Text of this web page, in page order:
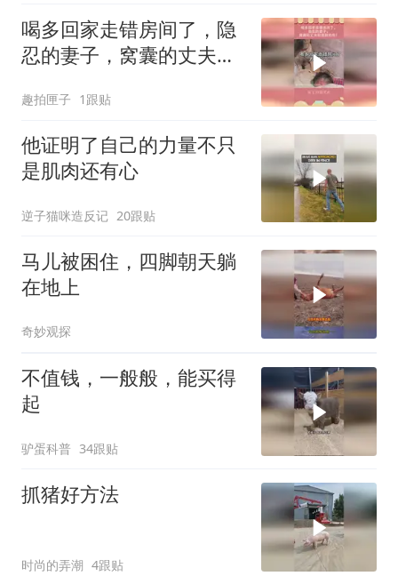
喝多回家走错房间了，隐
忍的妻子，窝囊的丈夫和
趣拍匣子 1跟贴
他证明了自己的力量不只
是肌肉还有心
逆子猫咪造反记 20跟贴
马儿被困住，四脚朝天躺
在地上
奇妙观探
不值钱，一般般，能买得
起
驴蛋科普 34跟贴
抓猪好方法
时尚的弄潮 4跟贴